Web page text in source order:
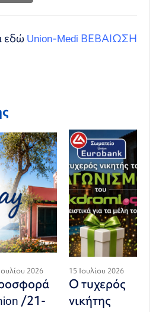
εδώ Union-Medi ΒΕΒΑΙΩΣΗ
2026
/21-
15 Ιουλίου 2026
Ο τυχερός
νικήτης